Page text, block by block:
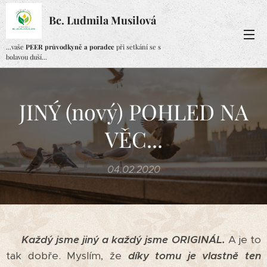
Bc. Ludmila Musilová
...vaše PEER průvodkyně a poradce při setkání se s
bolavou duší...
JINÝ (nový) POHLED NA
VĚC...
04.02.2020
Každý jsme jiný a každý jsme ORIGINÁL.A je to
tak dobře. Myslím, žedíky tomu je vlastně ten